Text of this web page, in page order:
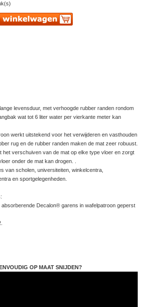
levensduur, met verhoogde rubber randen rondom
wat tot 6 liter water per vierkante meter kan
werkt uitstekend voor het verwijderen en vasthouden
rug en de rubber randen maken de mat zeer robuust.
het verschuiven van de mat op elke type vloer en zorgt
onder de mat kan drogen. .
van scholen, universiteiten, winkelcentra,
en sportgelegenheden.
Decalon® garens in wafelpatroon geperst
OP MAAT SNIJDEN?